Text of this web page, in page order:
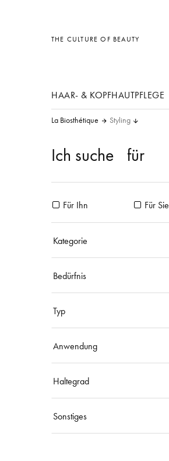
THE CULTURE OF BEAUTY
HAAR- & KOPFHAUTPFLEGE
Sonstiges
La Biosthétique Styling
Ich suche für
Für Ihn Für Sie
Kategorie
Bedürfnis
Typ
Anwendung
Haltegrad
Sonstiges